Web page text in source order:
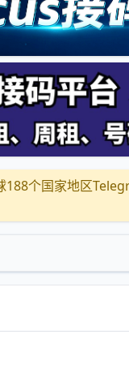
188个国家地区